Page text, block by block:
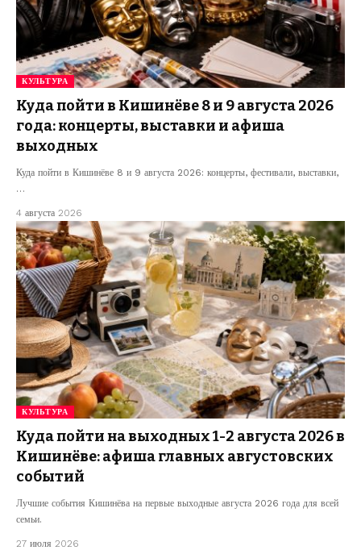
КУЛЬТУРА
Куда пойти в Кишинёве 8 и 9 августа 2026
года: концерты, выставки и афиша
выходных
Куда пойти в Кишинёве 8 и 9 августа 2026: концерты, фестивали, выставки,
…
4 августа 2026
КУЛЬТУРА
Куда пойти на выходных 1-2 августа 2026 в
Кишинёве: афиша главных августовских
событий
Лучшие события Кишинёва на первые выходные августа 2026 года для всей
семьи.
27 июля 2026